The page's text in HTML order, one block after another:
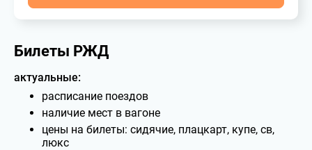
Билеты РЖД
актуальные:
расписание поездов
наличие мест в вагоне
цены на билеты: сидячие, плацкарт, купе, св,
люкс